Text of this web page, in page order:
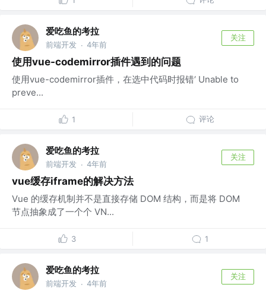
爱吃鱼的考拉
前端开发 · 4年前
关注
使用vue-codemirror插件遇到的问题
使用vue-codemirror插件，在选中代码时报错‘ Unable to
preve...
1 评论
爱吃鱼的考拉
前端开发 · 4年前
关注
vue缓存iframe的解决方法
Vue 的缓存机制并不是直接存储 DOM 结构，而是将 DOM
节点抽象成了一个个 VN...
3 1
爱吃鱼的考拉
前端开发 · 4年前
关注